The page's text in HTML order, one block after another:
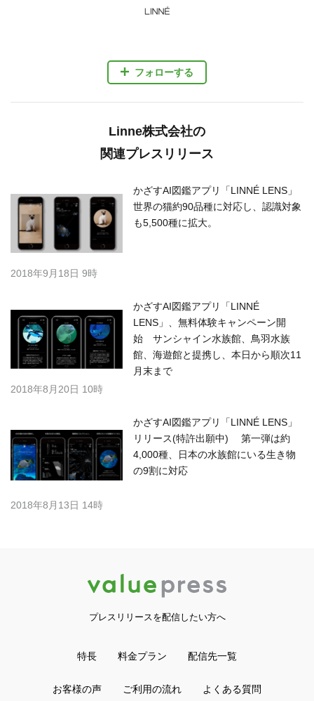
フォローする
Linne株式会社の
関連プレスリリース
かざすAI図鑑アプリ「LINNÉ LENS」
世界の猫約90品種に対応し、認識対象
も5,500種に拡大。
2018年9月18日 9時
かざすAI図鑑アプリ「LINNÉ
LENS」、無料体験キャンペーン開
始 サンシャイン水族館、鳥羽水族
館、海遊館と提携し、本日から順次11
月末まで
2018年8月20日 10時
かざすAI図鑑アプリ「LINNÉ LENS」
リリース(特許出願中) 第一弾は約
4,000種、日本の水族館にいる生き物
の9割に対応
2018年8月13日 14時
プレスリリースを配信したい方へ
特長 料金プラン 配信先一覧
お客様の声 ご利用の流れ よくある質問